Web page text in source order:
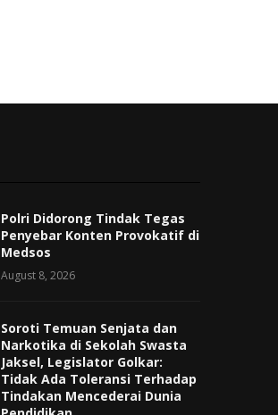
Polri Didorong Tindak Tegas
Penyebar Konten Provokatif di
Medsos
August 8, 2026
Soroti Temuan Senjata dan
Narkotika di Sekolah Swasta
Jaksel, Legislator Golkar:
Tidak Ada Toleransi Terhadap
Tindakan Mencederai Dunia